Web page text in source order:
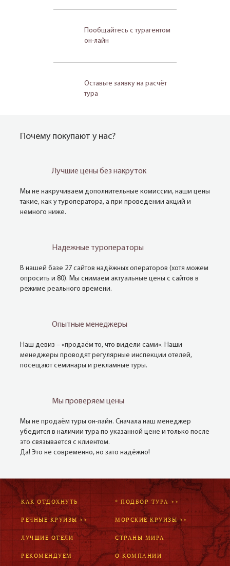
Пообщайтесь с турагентом
он-лайн
Оставьте заявку на расчёт
тура
Почему покупают у нас?
Лучшие цены без накруток
Мы не накручиваем дополнительные комиссии, наши цены
такие, как у туроператора, а при проведении акций и
немного ниже.
Надежные туроператоры
В нашей базе 27 сайтов надёжных операторов (хотя можем
опросить и 80). Мы снимаем актуальные цены с сайтов в
режиме реального времени.
Опытные менеджеры
Наш девиз – «продаём то, что видели сами». Наши
менеджеры проводят регулярные инспекции отелей,
посещают семинары и рекламные туры.
Мы проверяем цены
Мы не продаём туры он-лайн. Сначала наш менеджер
убедится в наличии тура по указанной цене и только после
это связывается с клиентом.
Да! Это не современно, но зато надёжно!
КАК ОТДОХНУТЬ * ПОДБОР ТУРА >>
РЕЧНЫЕ КРУИЗЫ >> МОРСКИЕ КРУИЗЫ >>
ЛУЧШИЕ ОТЕЛИ СТРАНЫ МИРА
РЕКОМЕНДУЕМ О КОМПАНИИ